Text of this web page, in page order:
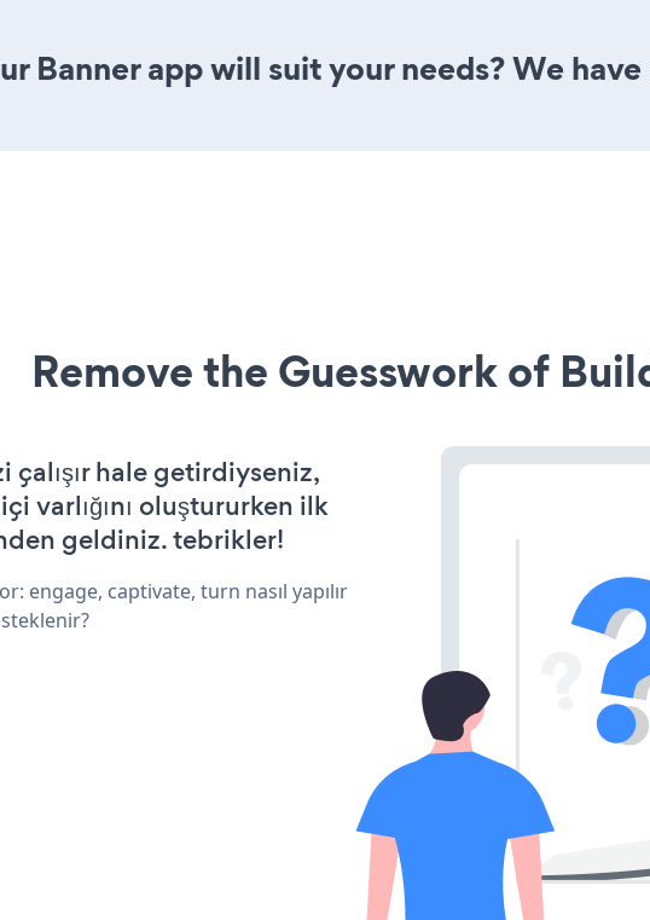
Banner app will suit your needs? We
Remove the Guesswork of
hale getirdiyseniz,
varlığını oluştururken ilk
geldiniz. tebrikler!
engage, captivate, turn nasıl yapılır